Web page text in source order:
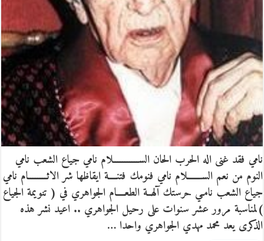
نامي فقد غنى اله الحرب الحان الســـــــــــلام نامي جياع الشعب نامي
النوم من نعم الســـــــلام نامي فنومك فتنــــة ايقاظها شر الاثــــــــام نامي
جياع الشعب نامـي حرستك آلهــة الطعــــام الجواهري في ( تنويمة الجياع
)لمناسبة مرور عشر سنوات على رحيل الجواهري .. اعيد نشر هذه
الذكرى يعد محمد مهدي الجواهري واحدا …